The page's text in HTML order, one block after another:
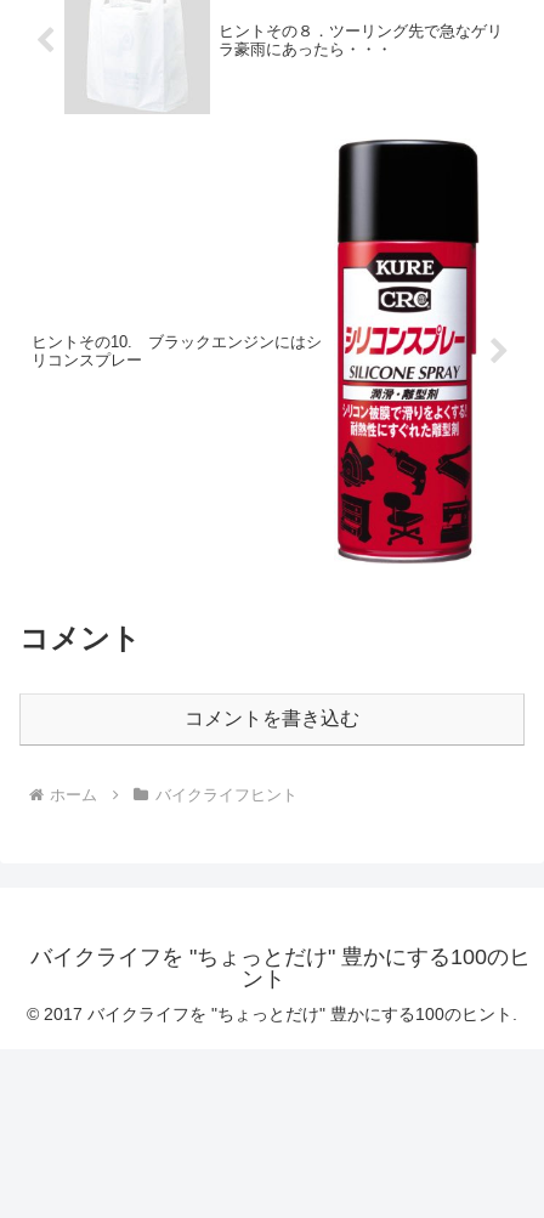
ヒントその８．ツーリング先で急なゲリ
ラ豪雨にあったら・・・
ヒントその10. ブラックエンジンにはシ
リコンスプレー
コメント
コメントを書き込む
ホーム バイクライフヒント
バイクライフを "ちょっとだけ" 豊かにする100のヒ
ント
© 2017 バイクライフを "ちょっとだけ" 豊かにする100のヒント.